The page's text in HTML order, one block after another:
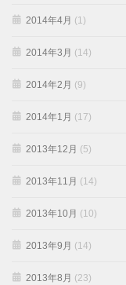
2014年4月 (1)
2014年3月 (14)
2014年2月 (9)
2014年1月 (17)
2013年12月 (5)
2013年11月 (14)
2013年10月 (10)
2013年9月 (14)
2013年8月 (23)